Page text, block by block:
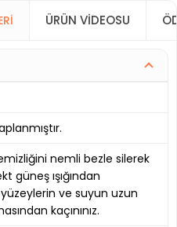
ÜRÜN VIDEOSU
nemli bezle silerek
güneş ışığından
ve suyun uzun
kaçınınız.